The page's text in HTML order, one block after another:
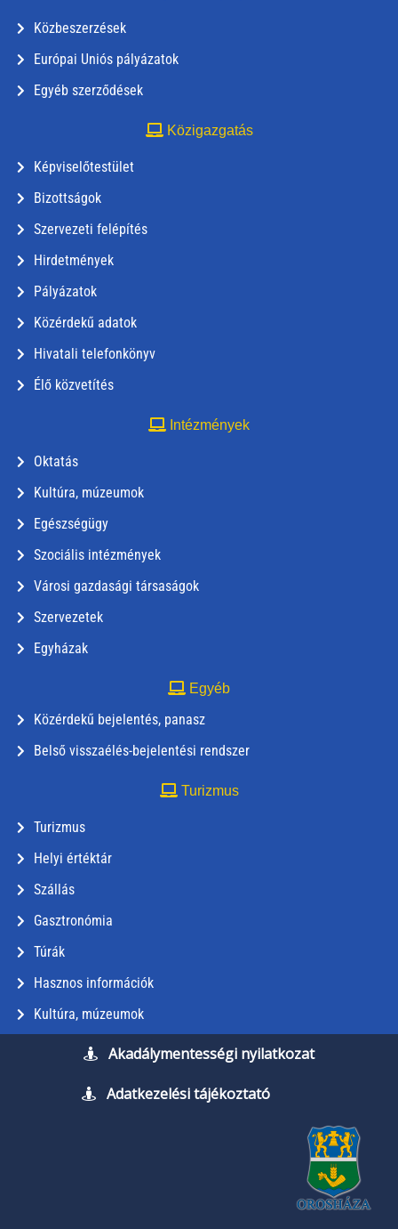
Közbeszerzések
Európai Uniós pályázatok
Egyéb szerződések
Közigazgatás
Képviselőtestület
Bizottságok
Szervezeti felépítés
Hirdetmények
Pályázatok
Közérdekű adatok
Hivatali telefonkönyv
Élő közvetítés
Intézmények
Oktatás
Kultúra, múzeumok
Egészségügy
Szociális intézmények
Városi gazdasági társaságok
Szervezetek
Egyházak
Egyéb
Közérdekű bejelentés, panasz
Belső visszaélés-bejelentési rendszer
Turizmus
Turizmus
Helyi értéktár
Szállás
Gasztronómia
Túrák
Hasznos információk
Kultúra, múzeumok
Akadálymentességi nyilatkozat
Adatkezelési tájékoztató